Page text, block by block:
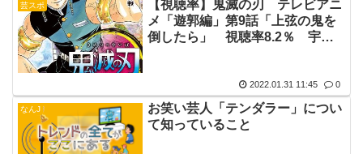
芸スポ
【視聴率】鬼滅の刃 テレビアニ
メ「遊郭編」第9話「上弦の鬼を
倒したら」 視聴率8.2％ 宇随
2022.01.31 11:45 0
なんJ
お笑い芸人「テンダラー」につい
て知っていること